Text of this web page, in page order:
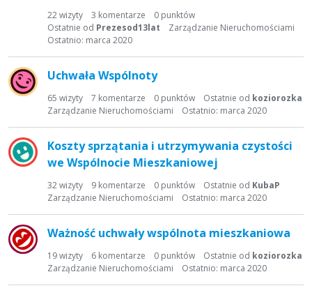
22wizyty 3 komentarze 0 punktów
Ostatnie od Prezesod13lat
Ostatnio: marca 2020
Zarządzanie Nieruchomościami
Uchwała Wspólnoty
65 wizyty 7 komentarze 0 punktów Ostatnie od koziorozka
Ostatnio: marca 2020
Zarządzanie Nieruchomościami
Koszty sprzątania i utrzymywania czystości
we Wspólnocie Mieszkaniowej
32wizyty 9 komentarze 0 punktów Ostatnie od KubaP
Ostatnio: marca 2020
Zarządzanie Nieruchomościami
Ważność uchwały wspólnota mieszkaniowa
19wizyty 6 komentarze 0 punktów Ostatnie od koziorozka
Ostatnio: marca 2020
Zarządzanie Nieruchomościami